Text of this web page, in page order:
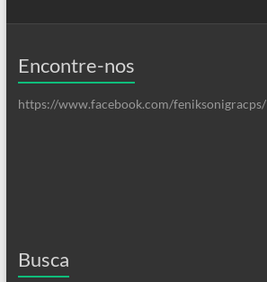
Encontre-nos
https://www.facebook.com/feniksonigracps/
Busca